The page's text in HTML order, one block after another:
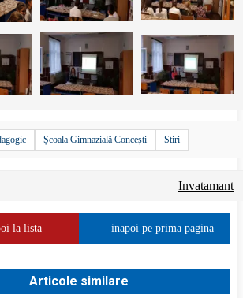
Școala Gimnazială Concești Stiri
Invatamant
la lista inapoi pe prima pagina
Articole similare